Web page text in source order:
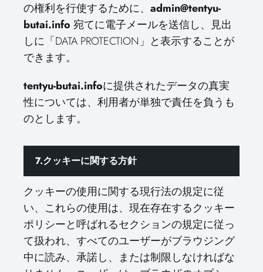
の権利を行使するために、 admin@tentyu-
butai.info 宛てに電子メールを送信し、見出
しに「DATA PROTECTION」と表示することが
できます。
tentyu-butai.infoに提供されたデータの真実
性については、利用者が単独で責任を負うも
のとします。
7.クッキーに関する方針
クッキーの使用に関する現行法の規定に従
い、これらの使用は、現在存在するクッキー
ポリシーと呼ばれるセクションの規定に従っ
て扱われ、すべてのユーザーがブラウジング
中に読み、承諾し、または制限しなければな